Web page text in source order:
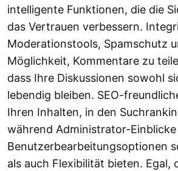
intelligente Funktionen, die die
das Vertrauen verbessern.
Moderationstools, Spamschutz
Möglichkeit, Kommentare zu
dass Ihre Diskussionen sowohl
lebendig bleiben. SEO-
Ihren Inhalten, in den
während Administrator-Einblicke
Benutzerbearbeitungsoptionen
als auch Flexibilität bieten. Egal,